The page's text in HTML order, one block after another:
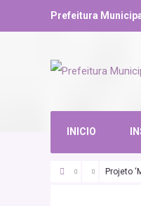
Prefeitura
INICIO
Projeto